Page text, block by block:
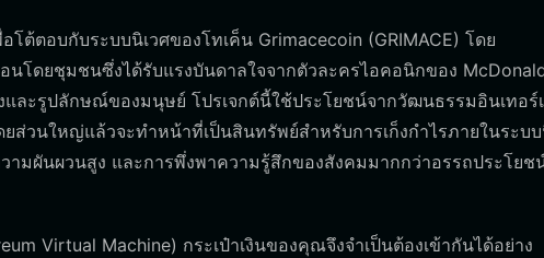
ต้ตอบกับระบบนิเวศของโทเค็น Grimacecoin (GRIMACE) โดย
นโดยชุมชนซึ่งได้รับแรงบันดาลใจจากตัวละครไอคอนิกของ
ละรูปลักษณ์ของมนุษย์ โปรเจกต์นี้ใช้ประโยชน์จากวัฒนธรรมอินเทอร์
ส่วนใหญ่แล้วจะทำหน้าที่เป็นสินทรัพย์สำหรับการเก็งกำไรภายในระบบ
ผันผวนสูง และการพึ่งพาความรู้สึกของสังคมมากกว่าอรรถประโยช
Virtual Machine) กระเป๋าเงินของคุณจึงจำเป็นต้องเข้ากันได้อย่าง